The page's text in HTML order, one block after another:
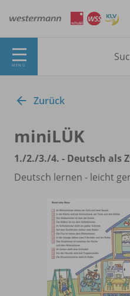
MENÜ
Zurück
miniLÜK
1./2./3./4. - Deutsch als
Deutsch lernen - leicht